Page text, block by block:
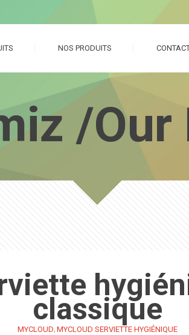
NOS PRODUITS
/Our
classique
MYCLOUD, MYCLOUD SERVIETTE HYGIÉNIQUE